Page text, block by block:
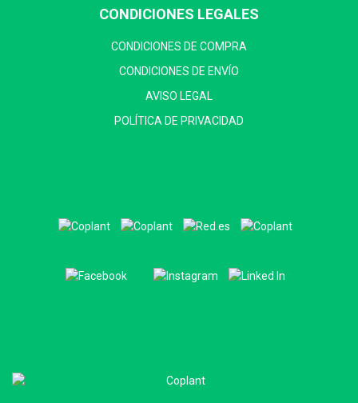
CONDICIONES LEGALES
CONDICIONES DE COMPRA
CONDICIONES DE ENVÍO
AVISO LEGAL
POLÍTICA DE PRIVACIDAD